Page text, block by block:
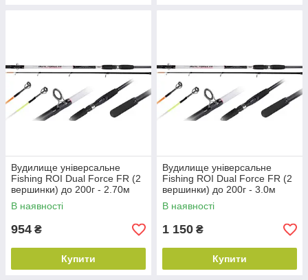
Вудилище універсальне
Fishing ROI Dual Force FR (2
вершинки) до 200г - 2.70м
В наявності
954 ₴
Купити
Вудилище універсальне
Fishing ROI Dual Force FR (2
вершинки) до 200г - 3.0м
В наявності
1 150 ₴
Купити